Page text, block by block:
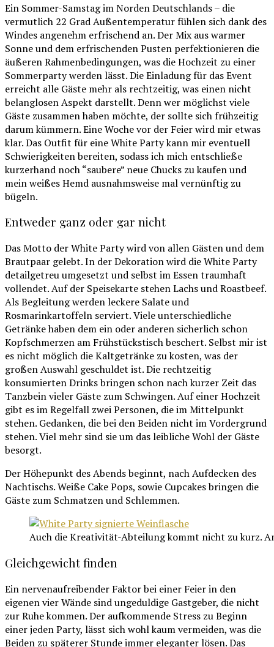
Ein Sommer-Samstag im Norden Deutschlands – die
vermutlich 22 Grad Außentemperatur fühlen sich dank des
Windes angenehm erfrischend an. Der Mix aus warmer
Sonne und dem erfrischenden Pusten perfektionieren die
äußeren Rahmenbedingungen, was die Hochzeit zu einer
Sommerparty werden lässt. Die Einladung für das Event
erreicht alle Gäste mehr als rechtzeitig, was einen nicht
belanglosen Aspekt darstellt. Denn wer möglichst viele
Gäste zusammen haben möchte, der sollte sich frühzeitig
darum kümmern. Eine Woche vor der Feier wird mir etwas
klar. Das Outfit für eine White Party kann mir eventuell
Schwierigkeiten bereiten, sodass ich mich entschließe
kurzerhand noch “saubere” neue Chucks zu kaufen und
mein weißes Hemd ausnahmsweise mal vernünftig zu
bügeln.
Entweder ganz oder gar nicht
Das Motto der White Party wird von allen Gästen und dem
Brautpaar gelebt. In der Dekoration wird die White Party
detailgetreu umgesetzt und selbst im Essen traumhaft
vollendet. Auf der Speisekarte stehen Lachs und Roastbeef.
Als Begleitung werden leckere Salate und
Rosmarinkartoffeln serviert. Viele unterschiedliche
Getränke haben dem ein oder anderen sicherlich schon
Kopfschmerzen am Frühstückstisch beschert. Selbst mir ist
es nicht möglich die Kaltgetränke zu kosten, was der
großen Auswahl geschuldet ist. Die rechtzeitig
konsumierten Drinks bringen schon nach kurzer Zeit das
Tanzbein vieler Gäste zum Schwingen. Auf einer Hochzeit
gibt es im Regelfall zwei Personen, die im Mittelpunkt
stehen. Gedanken, die bei den Beiden nicht im Vordergrund
stehen. Viel mehr sind sie um das leibliche Wohl der Gäste
besorgt.
Der Höhepunkt des Abends beginnt, nach Aufdecken des
Nachtischs. Weiße Cake Pops, sowie Cupcakes bringen die
Gäste zum Schmatzen und Schlemmen.
Auch die Kreativität-Abteilung kommt nicht zu kurz.
Gleichgewicht finden
Ein nervenaufreibender Faktor bei einer Feier in den
eigenen vier Wände sind ungeduldige Gastgeber, die nicht
zur Ruhe kommen. Der aufkommende Stress zu Beginn
einer jeden Party, lässt sich wohl kaum vermeiden, was die
Beiden zu späterer Stunde immer eleganter lösen. Das